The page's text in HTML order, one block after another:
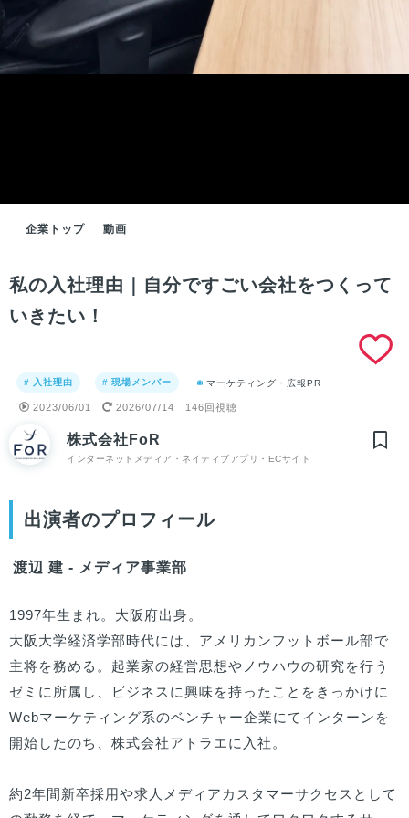
企業トップ 動画
私の入社理由｜自分ですごい会社をつくって
いきたい！
# 入社理由 # 現場メンバー マーケティング・広報PR
2023/06/01 2026/07/14 146回視聴
株式会社FoR
インターネットメディア・ネイティブアプリ・ECサイト
出演者のプロフィール
渡辺 建 - メディア事業部
1997年生まれ。大阪府出身。
大阪大学経済学部時代には、アメリカンフットボール部で
主将を務める。起業家の経営思想やノウハウの研究を行う
ゼミに所属し、ビジネスに興味を持ったことをきっかけに
Webマーケティング系のベンチャー企業にてインターンを
開始したのち、株式会社アトラエに入社。
約2年間新卒採用や求人メディアカスタマーサクセスとして